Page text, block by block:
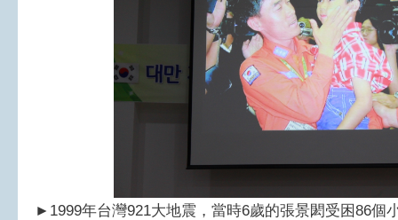
► 1999年台灣921大地震，當時6歲的張景閎受困86個